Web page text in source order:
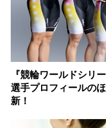
『競輪ワールドシリ
選手プロフィールの
新！